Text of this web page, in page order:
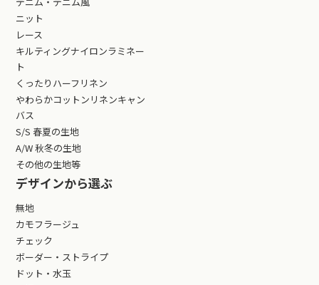
ニット
レース
キルティングナイロンラミネー
ト
くったりハーフリネン
やわらかコットンリネンキャン
バス
S/S 春夏の生地
A/W 秋冬の生地
その他の生地等
デザインから選ぶ
無地
カモフラージュ
チェック
ボーダー・ストライプ
ドット・水玉